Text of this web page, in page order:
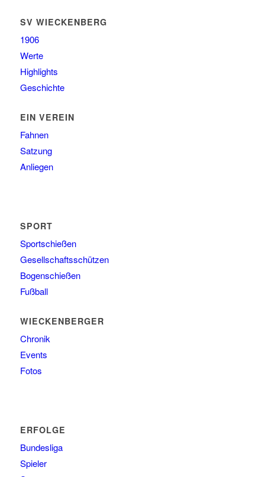
SV WIECKENBERG
1906
Werte
Highlights
Geschichte
EIN VEREIN
Fahnen
Satzung
Anliegen
SPORT
Sportschießen
Gesellschaftsschützen
Bogenschießen
Fußball
WIECKENBERGER
Chronik
Events
Fotos
ERFOLGE
Bundesliga
Spieler